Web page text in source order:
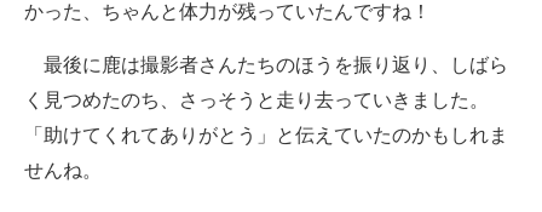
かった、ちゃんと体力が残っていたんですね！
最後に鹿は撮影者さんたちのほうを振り返り、しばら
く見つめたのち、さっそうと走り去っていきました。
「助けてくれてありがとう」と伝えていたのかもしれま
せんね。